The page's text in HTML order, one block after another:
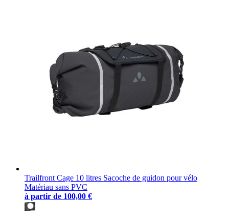
Trailfront Cage 10 litres Sacoche de guidon pour vélo
Matériau sans PVC
à partir de 100,00 €